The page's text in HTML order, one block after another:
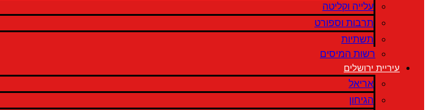
עלייה וקליטה
תרבות וספורט
תשתיות
רשות המיסים
עיריית ירושלים
אריאל
הגיחון